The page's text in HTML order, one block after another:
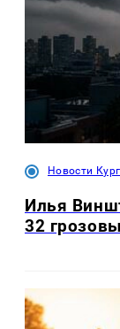
Новости
Илья
32